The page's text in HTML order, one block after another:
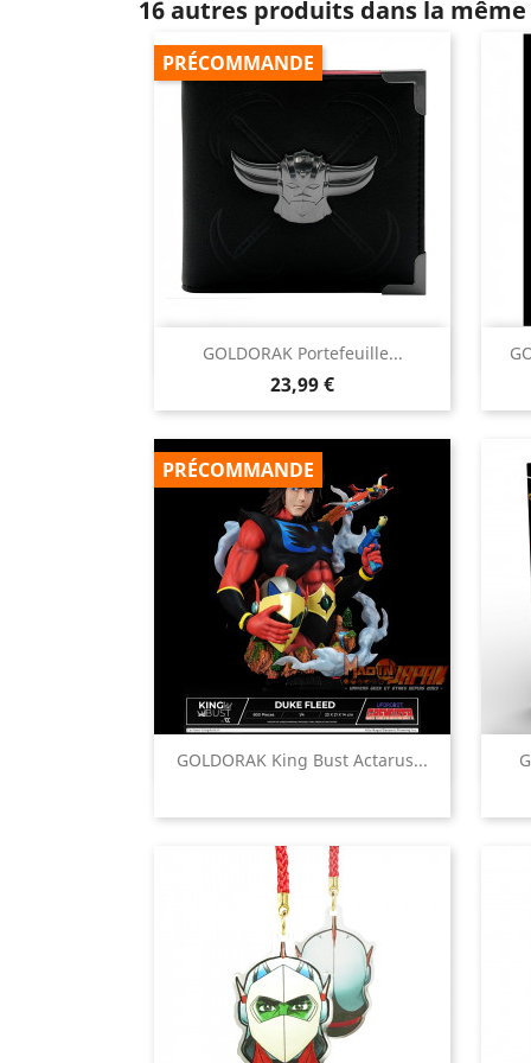
16 autres produits dans la
GOLDORAK Portefeuille...
Prix
23,99 €
PRÉCOMMANDE
Aperçu rapide
GOLDORAK King Bust Actarus...
PRÉCOMMANDE
Aperçu rapide